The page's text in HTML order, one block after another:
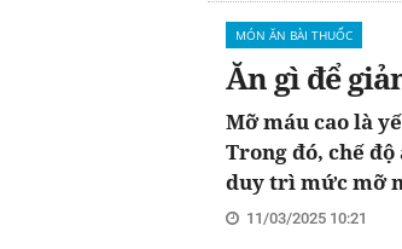
MÓN ĂN BÀI THUỐC
Ăn gì để
Mỡ máu cao là
Trong đó, chế
duy trì mức mỡ
11/03/2025 10:21